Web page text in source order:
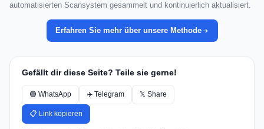
automatisierten Scansystem gesammelt und kontinuierlich aktualisiert.
Erfahren Sie mehr über unsere Methode
Gefällt dir diese Seite? Teile sie gerne!
🟢 WhatsApp ✈️ Telegram 𝕏 Share
📋 Link kopieren